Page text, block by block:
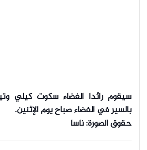
سيقوم رائدا الفضاء سكوت كيلي
بالسير في الفضاء صباح يوم الإثنين.
حقوق الصورة: ناسا